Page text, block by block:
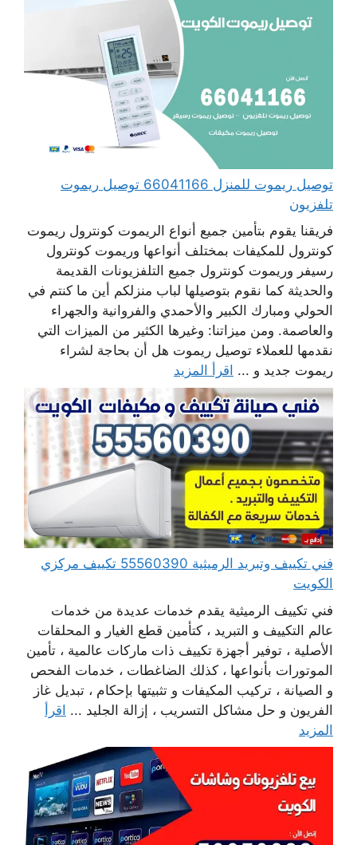
توصيل ريموت للمنزل 66041166 توصيل ريموت
تلفزيون
فريقنا يقوم بتأمين جميع أنواع الريموت كونترول ريموت
كونترول للمكيفات بمختلف أنواعها وريموت كونترول
رسيفر وريموت كونترول جميع التلفزيونات القديمة
والحديثة كما نقوم بتوصيلها لباب منزلكم أين ما كنتم في
الحولي ومبارك الكبير والأحمدي والفروانية والجهراء
والعاصمة. ومن ميزاتنا: وغيرها الكثير من الميزات التي
نقدمها للعملاء توصيل ريموت هل أن بحاجة لشراء
ريموت جديد و ... اقرأ المزيد
فني تكييف وتبريد الرميثية 55560390 تكييف مركزي
الكويت
فني تكييف الرميثية يقدم خدمات عديدة من خدمات
عالم التكييف و التبريد ، كتأمين قطع الغيار و المحلقات
الأصلية ، توفير أجهزة تكييف ذات ماركات عالمية ، تأمين
الموتورات بأنواعها ، كذلك الضاغطات ، خدمات الفحص
و الصيانة ، تركيب المكيفات و تثبيتها بإحكام ، تبديل غاز
الفريون و حل مشاكل التسريب ، إزالة الجليد ... اقرأ
المزيد